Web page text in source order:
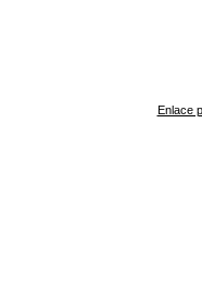
Enlace